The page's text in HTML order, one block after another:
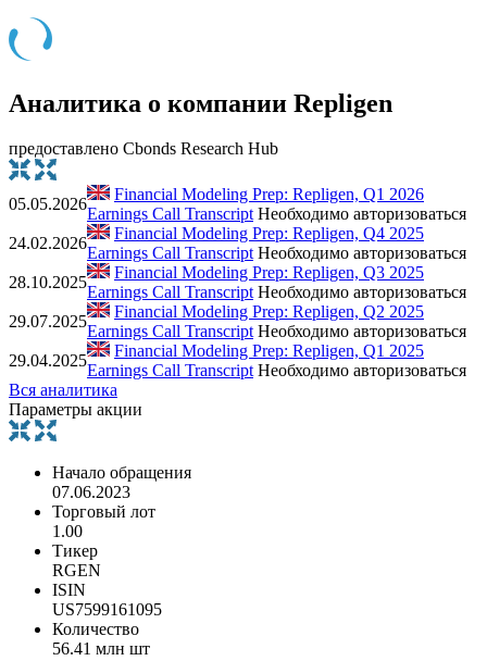
Аналитика о компании Repligen
предоставлено Cbonds Research Hub
05.05.2026
Financial Modeling Prep: Repligen, Q1 2026
Earnings Call Transcript Необходимо авторизоваться
24.02.2026
Financial Modeling Prep: Repligen, Q4 2025
Earnings Call Transcript Необходимо авторизоваться
28.10.2025
Financial Modeling Prep: Repligen, Q3 2025
Earnings Call Transcript Необходимо авторизоваться
29.07.2025
Financial Modeling Prep: Repligen, Q2 2025
Earnings Call Transcript Необходимо авторизоваться
29.04.2025
Financial Modeling Prep: Repligen, Q1 2025
Earnings Call Transcript Необходимо авторизоваться
Вся аналитика
Параметры акции
Начало обращения
07.06.2023
Торговый лот
1.00
Тикер
RGEN
ISIN
US7599161095
Количество
56.41 млн шт